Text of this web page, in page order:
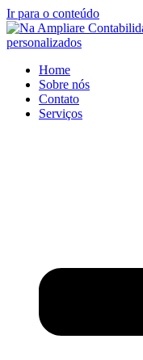
Ir para o conteúdo
Home
Sobre nós
Contato
Serviços